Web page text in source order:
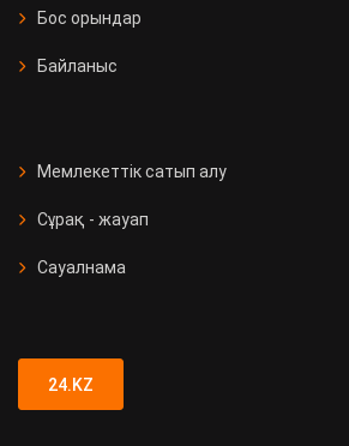
Бос орындар
Байланыс
Мемлекеттік сатып алу
Сұрақ - жауап
Сауалнама
24.KZ